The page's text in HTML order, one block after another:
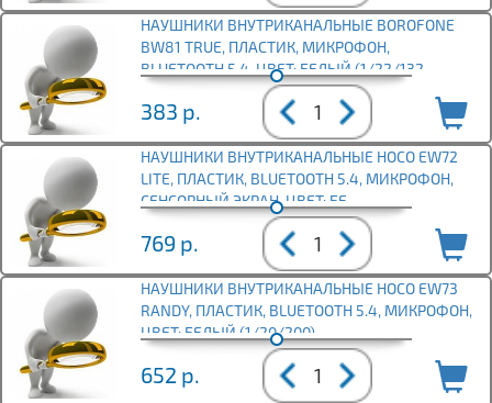
НАУШНИКИ ВНУТРИКАНАЛЬНЫЕ BOROFONE
BW81 TRUE, ПЛАСТИК, МИКРОФОН,
BLUETOOTH 5.4, ЦВЕТ: БЕЛЫЙ (1/22/132
383 р.
НАУШНИКИ ВНУТРИКАНАЛЬНЫЕ HOCO EW72
LITE, ПЛАСТИК, BLUETOOTH 5.4, МИКРОФОН,
СЕНСОРНЫЙ ЭКРАН, ЦВЕТ: БЕ
769 р.
НАУШНИКИ ВНУТРИКАНАЛЬНЫЕ HOCO EW73
RANDY, ПЛАСТИК, BLUETOOTH 5.4, МИКРОФОН,
ЦВЕТ: БЕЛЫЙ (1/20/200)
652 р.